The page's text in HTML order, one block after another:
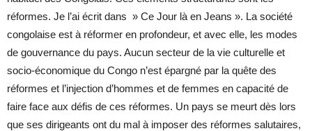
réformes. Je l’ai écrit dans » Ce Jour là en Jeans ». La société
congolaise est à réformer en profondeur, et avec elle, les modes
de gouvernance du pays. Aucun secteur de la vie culturelle et
socio-économique du Congo n’est épargné par la quête des
réformes et l’injection d’hommes et de femmes en capacité de
faire face aux défis de ces réformes. Un pays se meurt dès lors
que ses dirigeants ont du mal à imposer des réformes salutaires,